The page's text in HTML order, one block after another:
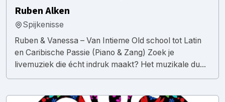
Ruben Alken
Spijkenisse
Ruben & Vanessa – Van Intieme Old school tot Latin
en Caribische Passie (Piano & Zang) Zoek je
livemuziek die écht indruk maakt? Het muzikale du...